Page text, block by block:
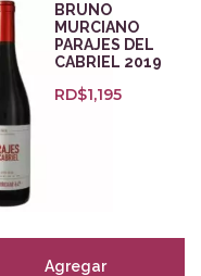
BRUNO
MURCIANO
PARAJES DEL
CABRIEL 2019
RD$1,195
Agregar